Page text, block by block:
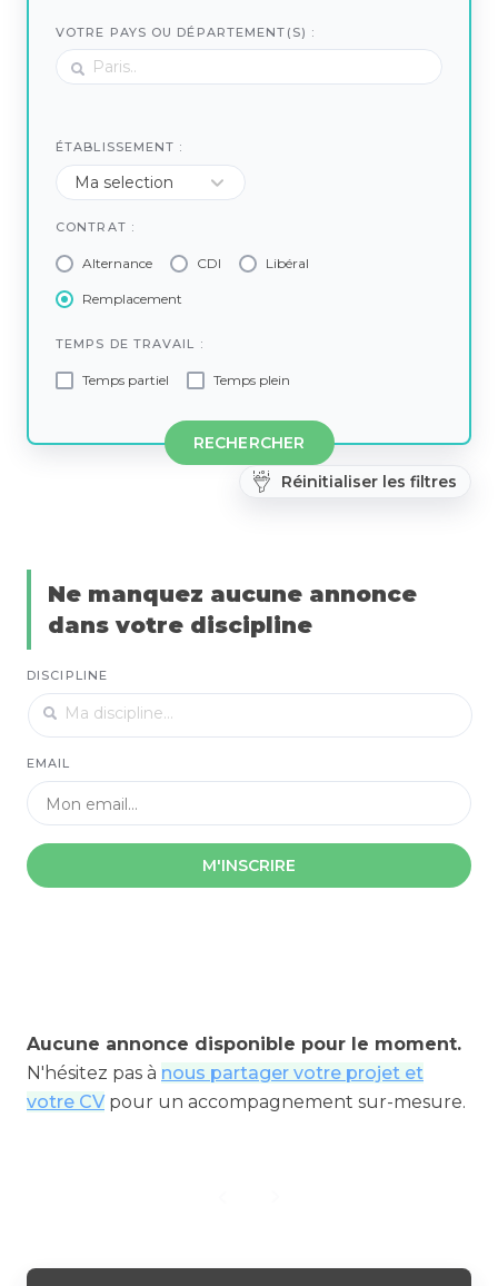
VOTRE PAYS OU DÉPARTEMENT(S) :
Réinitialiser les filtres
ÉTABLISSEMENT :
CONTRAT :
Alternance CDI Libéral
Remplacement
TEMPS DE TRAVAIL :
Temps partiel Temps plein
RECHERCHER
Ne manquez aucune annonce
dans votre discipline
DISCIPLINE
EMAIL
M'INSCRIRE
Aucune annonce disponible pour le moment.
N'hésitez pas à nous partager votre projet et
votre CVpour un accompagnement sur-mesure.